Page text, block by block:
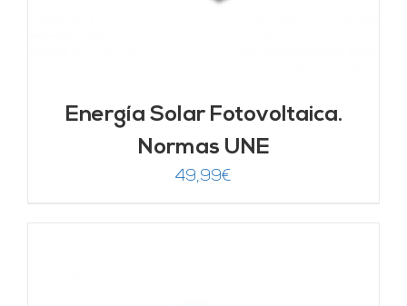
Energía Solar Fotovoltaica.
Normas UNE
49,99€